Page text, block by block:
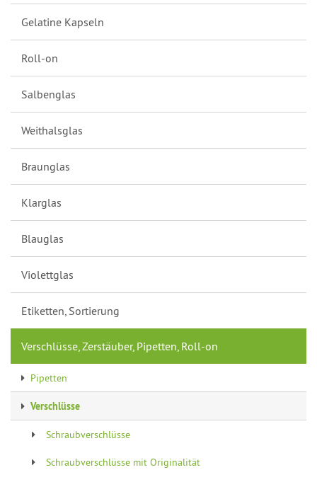
Gelatine Kapseln
Roll-on
Salbenglas
Weithalsglas
Braunglas
Klarglas
Blauglas
Violettglas
Etiketten, Sortierung
Verschlüsse, Zerstäuber, Pipetten, Roll-on
Pipetten
Verschlüsse
Schraubverschlüsse
Schraubverschlüsse mit Originalität